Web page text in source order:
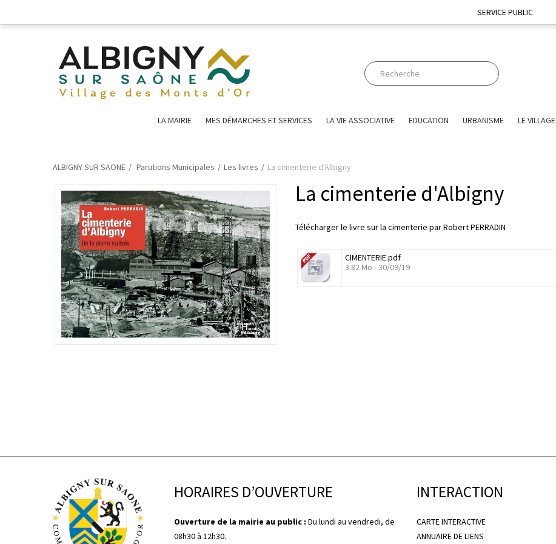
SERVICE PUBLIC
LA MAIRIE MES DÉMARCHES ET SERVICES LA VIE ASSOCIATIVE EDUCATION URBANISME LE VILLAGE
ALBIGNY SUR SAONE Parutions Municipales Les livres La cimenterie d'Albigny
La cimenterie d'Albigny
Télécharger le livre sur la cimenterie par Robert PERRADIN
CIMENTERIE.pdf
3.82 Mo - 30/09/19
HORAIRES D’OUVERTURE
Ouverture de la mairie au public : Du lundi au vendredi, de
08h30 à 12h30.
INTERACTION
CARTE INTERACTIVE
ANNUAIRE DE LIENS